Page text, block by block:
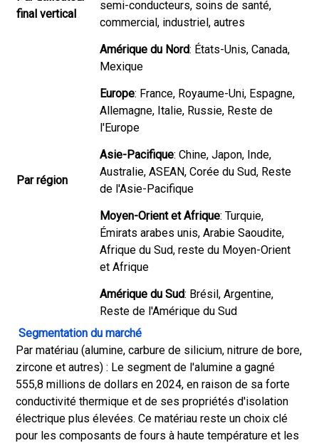
final vertical
semi-conducteurs, soins de santé,
commercial, industriel, autres
Par région
Amérique du Nord: États-Unis, Canada,
Mexique
Europe: France, Royaume-Uni, Espagne,
Allemagne, Italie, Russie, Reste de
l'Europe
Asie-Pacifique: Chine, Japon, Inde,
Australie, ASEAN, Corée du Sud, Reste
de l'Asie-Pacifique
Moyen-Orient et Afrique: Turquie,
Émirats arabes unis, Arabie Saoudite,
Afrique du Sud, reste du Moyen-Orient
et Afrique
Amérique du Sud: Brésil, Argentine,
Reste de l'Amérique du Sud
Segmentation du marché
Par matériau (alumine, carbure de silicium, nitrure de bore,
zircone et autres) : Le segment de l'alumine a gagné
555,8 millions de dollars en 2024, en raison de sa forte
conductivité thermique et de ses propriétés d'isolation
électrique plus élevées. Ce matériau reste un choix clé
pour les composants de fours à haute température et les